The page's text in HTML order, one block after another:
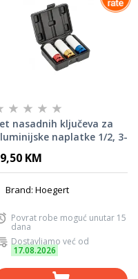
nasadnih ključeva za
naplatke 1/2, 3-
KM
Brand: Hoegert
Povrat robe moguć unutar 15
dana
Dostavljamo već od
17.08.2026